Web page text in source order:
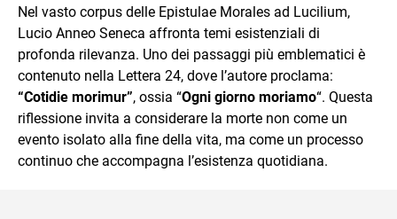
della sintesi.
Nel vasto corpus delle Epistulae Morales ad Lucilium,
Lucio Anneo Seneca affronta temi esistenziali di
profonda rilevanza. Uno dei passaggi più emblematici è
contenuto nella Lettera 24, dove l’autore proclama:
“Cotidie morimur”, ossia “Ogni giorno moriamo“. Questa
riflessione invita a considerare la morte non come un
evento isolato alla fine della vita, ma come un processo
continuo che accompagna l’esistenza quotidiana.